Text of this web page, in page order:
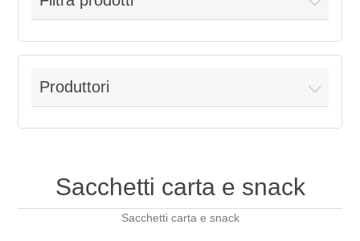
Produttori
Sacchetti carta e snack
Sacchetti carta e snack